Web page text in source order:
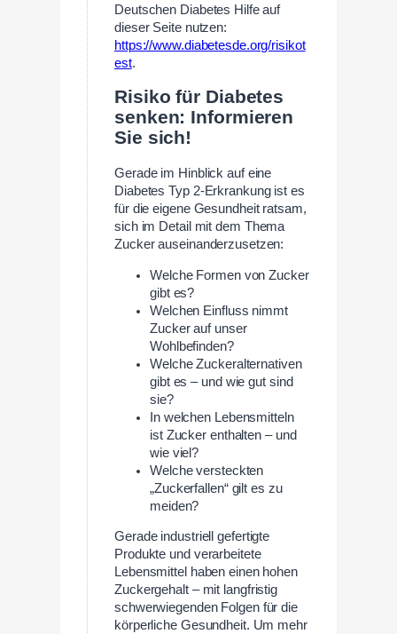
Deutschen Diabetes Hilfe auf
dieser Seite nutzen:
https://www.diabetesde.org/risikot
est.
Risiko für Diabetes
senken: Informieren
Sie sich!
Gerade im Hinblick auf eine
Diabetes Typ 2-Erkrankung ist es
für die eigene Gesundheit ratsam,
sich im Detail mit dem Thema
Zucker auseinanderzusetzen:
Welche Formen von Zucker
gibt es?
Welchen Einfluss nimmt
Zucker auf unser
Wohlbefinden?
Welche Zuckeralternativen
gibt es – und wie gut sind
sie?
In welchen Lebensmitteln
ist Zucker enthalten – und
wie viel?
Welche versteckten
„Zuckerfallen“ gilt es zu
meiden?
Gerade industriell gefertigte
Produkte und verarbeitete
Lebensmittel haben einen hohen
Zuckergehalt – mit langfristig
schwerwiegenden Folgen für die
körperliche Gesundheit. Um mehr